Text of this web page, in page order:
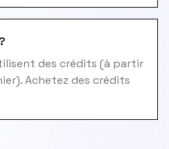
des crédits (à partir
Achetez des crédits